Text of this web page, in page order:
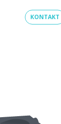
KONTAKT